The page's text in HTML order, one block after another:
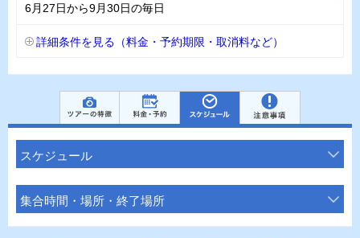
6月27日から9月30日の毎日
詳細条件を見る（料金・予約期限・取消料など）
スケジュール
集合時間・場所・終了場所